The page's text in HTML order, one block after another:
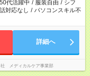
代活躍中 / 服装自由 / シフ
対応なし / パソコンスキル不
詳細へ
社 メディカルケア事業部